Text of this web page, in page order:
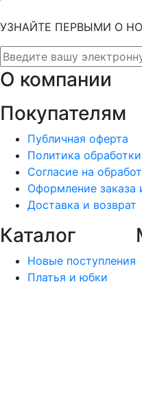
УЗНАЙТЕ ПЕРВЫМИ О
О компании
Покупателям
Публичная оферта
Политика
Согласие на
Оформление заказа
Доставка и возврат
Каталог
Новые поступления
Платья и юбки